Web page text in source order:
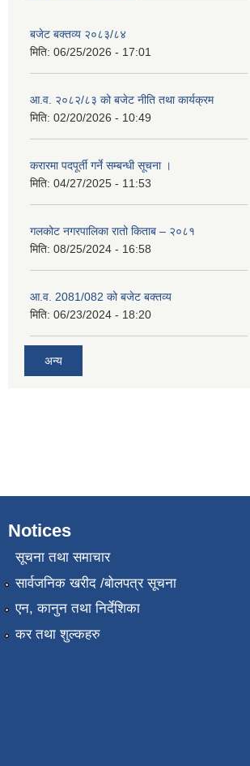
बजेट बक्तव्य २०८३/८४
मिति: 06/25/2026 - 17:01
आ.व. २०८२/८३ को बजेट नीति तथा कार्यक्रम
मिति: 02/20/2026 - 10:49
करारमा पदपूर्ती गर्ने सम्बन्धी सूचना ।
मिति: 04/27/2025 - 11:53
गलकोट नगरपालिका रातो किताब – २०८१
मिति: 08/25/2024 - 16:58
आ.व. 2081/082 को बजेट बक्तव्य
मिति: 06/23/2024 - 18:20
अन्य
Notices
सूचना तथा समाचार
सार्वजनिक खरीद /बोलपत्र सूचना
एन, कानुन तथा निर्देशिका
कर तथा शुल्कहरु